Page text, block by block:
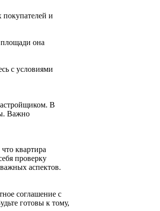
и
она
с условиями
В
Важно
квартира
проверку
аспектов.
соглашение с
готовы к тому,